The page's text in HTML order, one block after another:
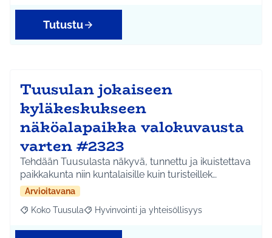
Tutustu
Tuusulan jokaiseen
kyläkeskukseen
näköalapaikka valokuvausta
varten #2323
Tehdään Tuusulasta näkyvä, tunnettu ja ikuistettava
paikkakunta niin kuntalaisille kuin turisteillek…
Arvioitavana
Rajaa tulokset aihepiirin mukaan: Koko Tuusula
Koko Tuusula Rajaa tulokset teeman mukaan: Hyvinvointi ja
Hyvinvointi ja yhteisöllisyys